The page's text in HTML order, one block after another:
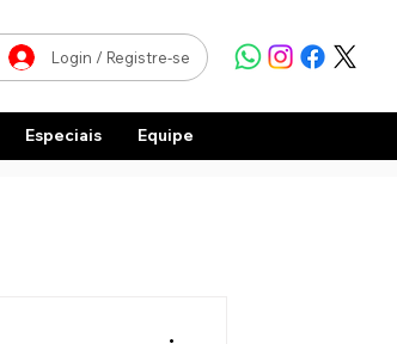
Login / Registre-se
Especiais Equipe